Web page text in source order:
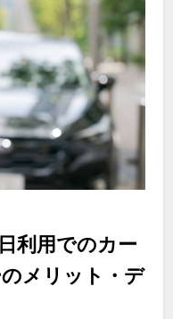
利用でのカー
メリット・デ